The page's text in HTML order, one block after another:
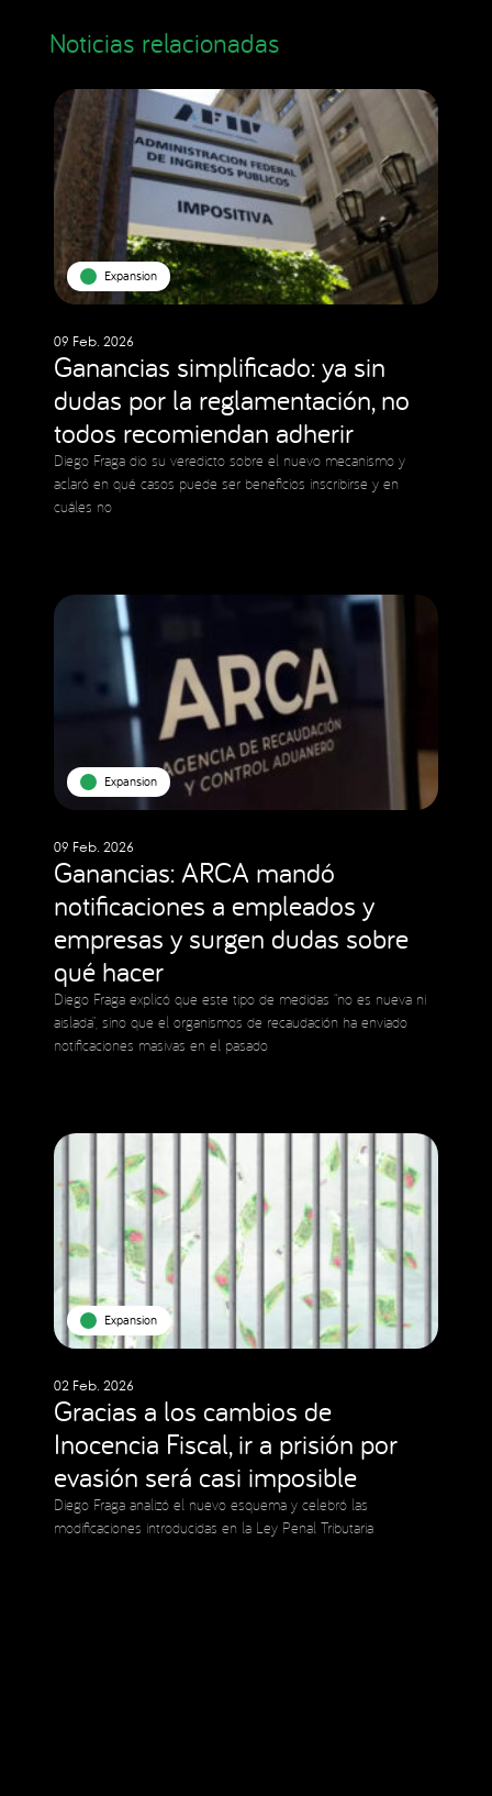
Noticias relacionadas
Expansion
09 Feb. 2026
Ganancias simplificado: ya sin
dudas por la reglamentación, no
todos recomiendan adherir
Diego Fraga dio su veredicto sobre el nuevo mecanismo y
aclaró en qué casos puede ser beneficios inscribirse y en
cuáles no
Expansion
09 Feb. 2026
Ganancias: ARCA mandó
notificaciones a empleados y
empresas y surgen dudas sobre
qué hacer
Diego Fraga explicó que este tipo de medidas “no es nueva ni
aislada”, sino que el organismos de recaudación ha enviado
notificaciones masivas en el pasado
Expansion
02 Feb. 2026
Gracias a los cambios de
Inocencia Fiscal, ir a prisión por
evasión será casi imposible
Diego Fraga analizó el nuevo esquema y celebró las
modificaciones introducidas en la Ley Penal Tributaria